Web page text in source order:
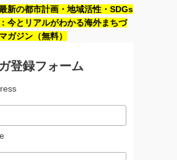
新の都市計画・地域活性・SDGs
今とリアルがわかる海外まちづ
ガジン（無料）
登録フォーム